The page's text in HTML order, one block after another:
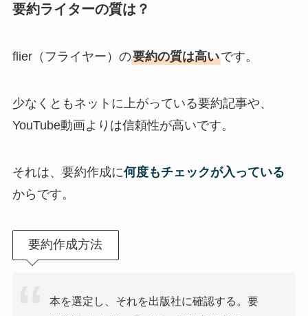
要約ライターの質は？
flier（フライヤー）の要約の質は高いです。
少なくともネットに上がっている要約記事や、
YouTube動画よりは信頼性が高いです。
それは、要約作成に何度もチェックが入っている
からです。
要約作成方法
本を選定し、それを出版社に確認する。要